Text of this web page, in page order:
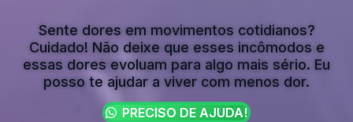
Sente dores em movimentos cotidianos?
Cuidado! Não deixe que esses incômodos e
essas dores evoluam para algo mais sério. Eu
posso te ajudar a viver com menos dor.
PRECISO DE AJUDA!